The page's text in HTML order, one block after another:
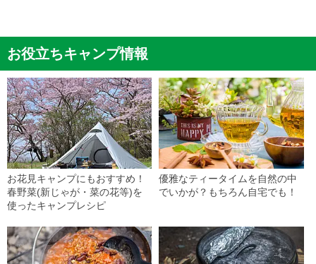
お役立ちキャンプ情報
お花見キャンプにもおすすめ！
春野菜(新じゃが・菜の花等)を
使ったキャンプレシピ
優雅なティータイムを自然の中
でいかが？もちろん自宅でも！